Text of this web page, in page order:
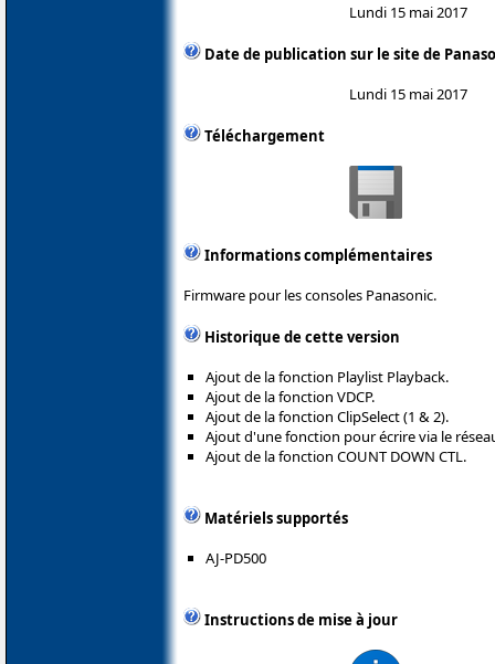
Lundi 15 mai 2017
Date de publication sur le site de
Lundi 15 mai 2017
Téléchargement
Informations complémentaires
Firmware pour les consoles Panasonic.
Historique de cette version
Ajout de la fonction Playlist Playback.
Ajout de la fonction VDCP.
Ajout de la fonction ClipSelect (1 & 2).
Ajout d'une fonction pour écrire via le
Ajout de la fonction COUNT DOWN CTL.
Matériels supportés
AJ-PD500
Instructions de mise à jour